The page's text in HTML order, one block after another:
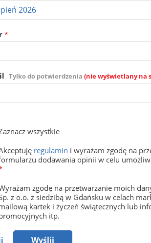
*
Tylko do potwierdzenia (nie wyświetlany na
wszystkie
regulamin i wyrażam zgodę na
dodawania opinii w celu
zgodę na przetwarzanie moich
z o.o. z siedzibą w Gdańsku w celach
kartek i życzeń świątecznych lub
itp.
Wyślij